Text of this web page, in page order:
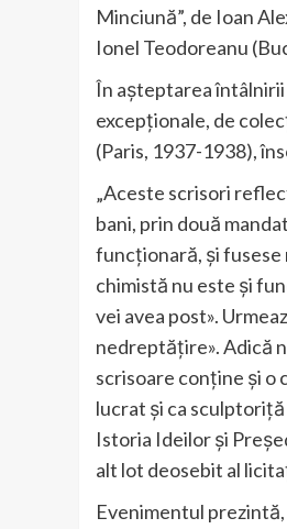
Minciună”, de Ioan
Ionel Teodoreanu
În așteptarea întâlnirii
excepționale, de
(Paris, 1937-1938),
„Aceste scrisori
bani, prin două
funcționară, și fusese
chimistă nu este și
vei avea post».
nedreptățire». Adică
scrisoare conține și o
lucrat și ca
Istoria Ideilor și
alt lot deosebit al
Evenimentul